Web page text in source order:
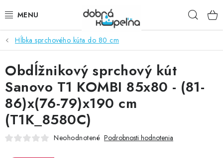
na
SPRCHOVÉ KÚTY
SPRCHOVÉ DVERE
BATÉRIE
VANE
Hĺbka sprchového kúta do 80 cm
Obdĺžnikový sprchový kút
Sanovo T1 KOMBI 85x80 - (81-
86)x(76-79)x190 cm
(T1K_8580C)
Neohodnotené Podrobnosti hodnotenia